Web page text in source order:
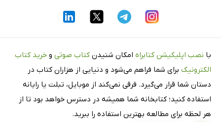
با نصب اپلیکیشن کتابراه امکان شنیدن کتاب صوتی و خرید کتاب
الکترونیک برای شما فراهم می‌شود و دنیایی از هزاران کتاب در
دستان شما قرار می‌گیرد. فرقی نمی‌کند از موبایل، تبلت یا رایانه
استفاده کنید؛ کتابخانه شما همیشه در دسترس خواهد بود تا از
هر لحظه برای مطالعه بهترین استفاده را ببرید.